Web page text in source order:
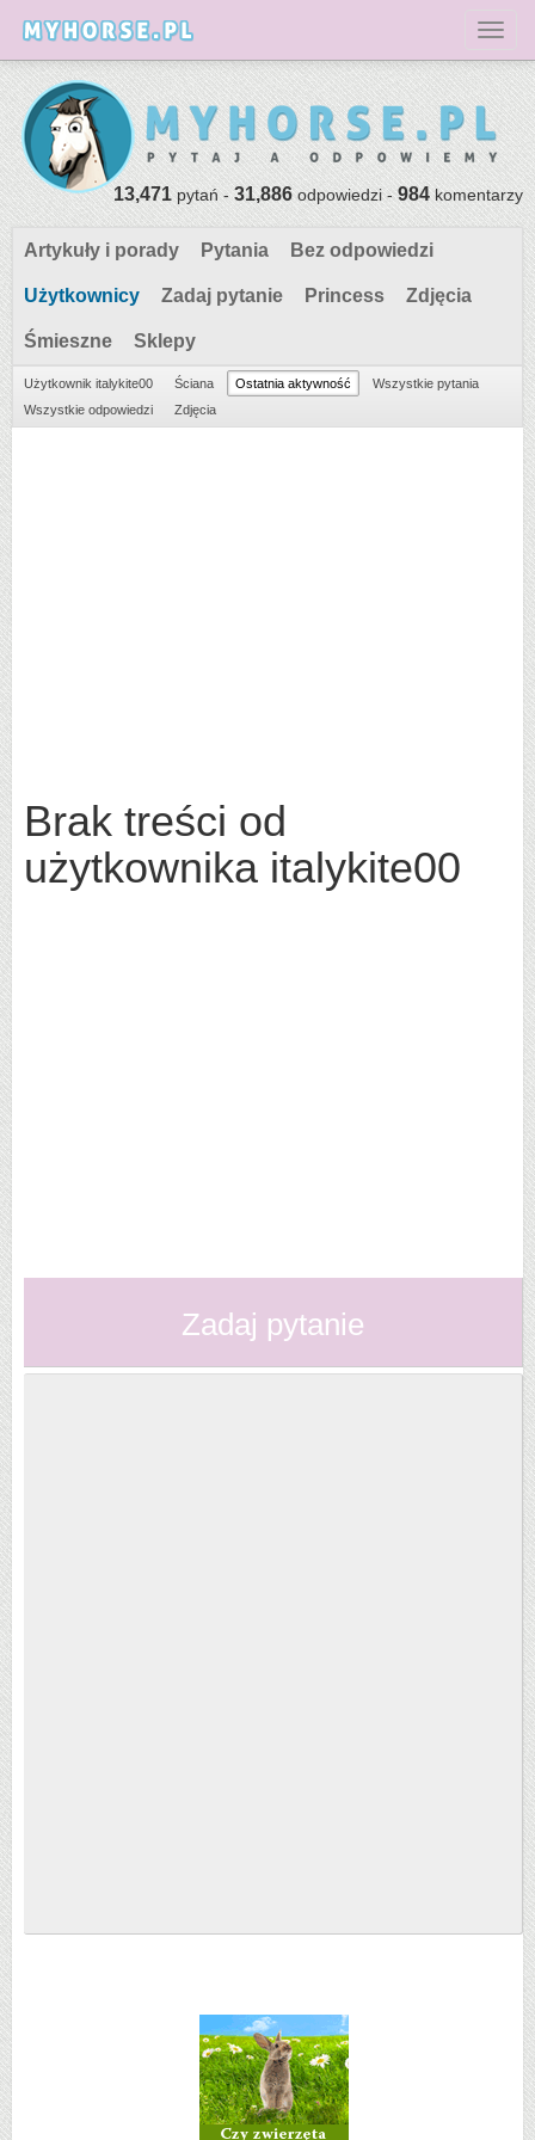
13,471pytań -31,886odpowiedzi -984komentarzy
Artykuły i porady Pytania Bez odpowiedzi
Użytkownicy Zadaj pytanie Princess Zdjęcia
Śmieszne Sklepy
Użytkownik italykite00 Ściana Ostatnia aktywność
Wszystkie pytania
Wszystkie odpowiedzi
Zdjęcia
Brak treści od
użytkownika italykite00
Zadaj pytanie